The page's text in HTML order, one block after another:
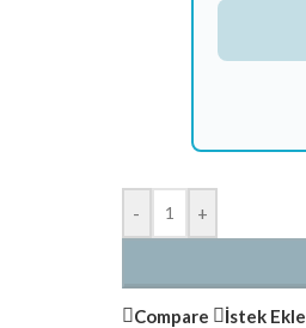
- +
Compare İstek Ekle